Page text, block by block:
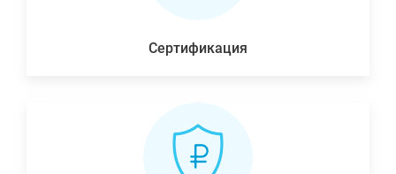
Сертификация